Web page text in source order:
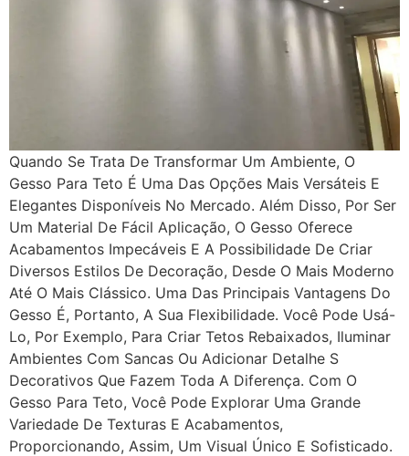
Quando Se Trata De Transformar Um Ambiente, O
Gesso Para Teto É Uma Das Opções Mais Versáteis E
Elegantes Disponíveis No Mercado. Além Disso, Por Ser
Um Material De Fácil Aplicação, O Gesso Oferece
Acabamentos Impecáveis E A Possibilidade De Criar
Diversos Estilos De Decoração, Desde O Mais Moderno
Até O Mais Clássico. Uma Das Principais Vantagens Do
Gesso É, Portanto, A Sua Flexibilidade. Você Pode Usá-
Lo, Por Exemplo, Para Criar Tetos Rebaixados, Iluminar
Ambientes Com Sancas Ou Adicionar Detalhe S
Decorativos Que Fazem Toda A Diferença. Com O
Gesso Para Teto, Você Pode Explorar Uma Grande
Variedade De Texturas E Acabamentos,
Proporcionando, Assim, Um Visual Único E Sofisticado.